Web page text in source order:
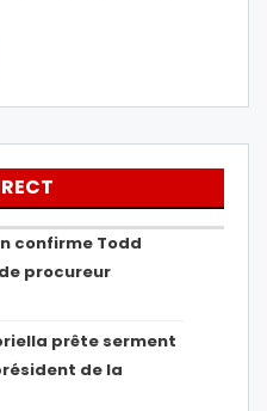
confirme Todd
procureur
prête serment
de la